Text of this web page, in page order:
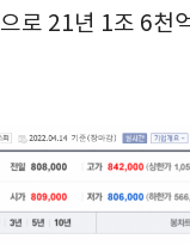
로 21년 1조 6천